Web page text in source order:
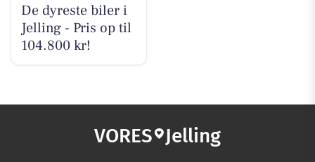
De dyreste biler i
Jelling - Pris op til
104.800 kr!
VORES Jelling